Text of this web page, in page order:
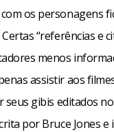
com os personagens
“referências e
menos
assistir aos
seus gibis editados
por Bruce Jones